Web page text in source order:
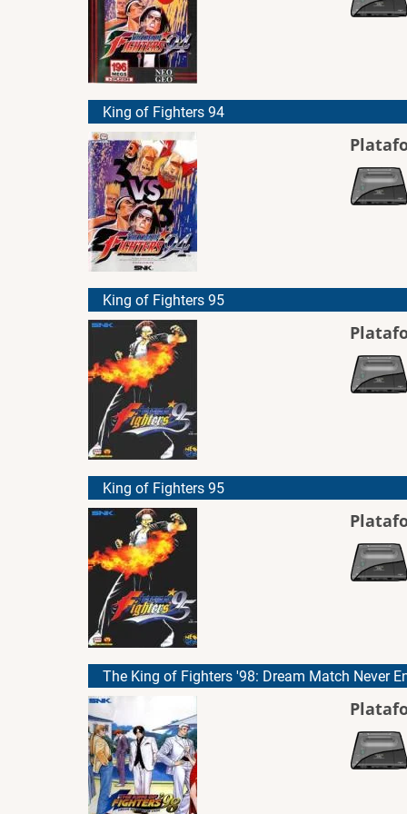
King of Fighters 94
King of Fighters 95
King of Fighters 95
The King of Fighters '98: Dream Match Never